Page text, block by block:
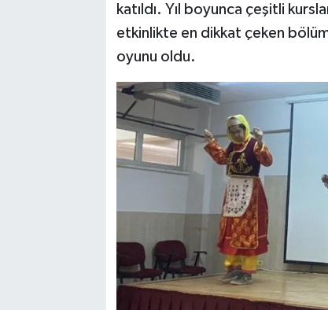
katıldı. Yıl boyunca çeşitli
etkinlikte en dikkat çeken
oyunu oldu.